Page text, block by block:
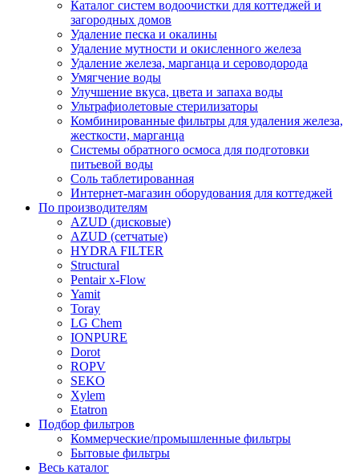
Каталог систем водоочистки для коттеджей и
загородных домов
Удаление песка и окалины
Удаление мутности и окисленного железа
Удаление железа, марганца и сероводорода
Умягчение воды
Улучшение вкуса, цвета и запаха воды
Ультрафиолетовые стерилизаторы
Комбинированные фильтры для удаления железа,
жесткости, марганца
Системы обратного осмоса для подготовки
питьевой воды
Соль таблетированная
Интернет-магазин оборудования для коттеджей
По производителям
AZUD (дисковые)
AZUD (сетчатые)
HYDRA FILTER
Structural
Pentair x-Flow
Yamit
Toray
LG Chem
IONPURE
Dorot
ROPV
SEKO
Xylem
Etatron
Подбор фильтров
Коммерческие/промышленные фильтры
Бытовые фильтры
Весь каталог